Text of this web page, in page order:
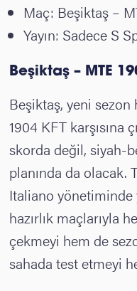
Maç: Beşiktaş –
Yayın: Sadece S
Beşiktaş – MTE
Beşiktaş, yeni sezon
1904 KFT karşısına
skorda değil, siyah-
planında da olacak.
Italiano yönetiminde
hazırlık maçlarıyla
çekmeyi hem de
sahada test etmeyi